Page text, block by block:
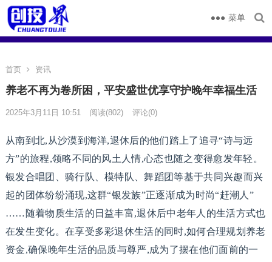
菜单
首页 资讯
养老不再为卷所困，平安盛世优享守护晚年幸福生活
2025年3月11日 10:51 阅读(802) 评论(0)
从南到北,从沙漠到海洋,退休后的他们踏上了追寻“诗与远
方”的旅程,领略不同的风土人情,心态也随之变得愈发年轻。
银发合唱团、骑行队、模特队、舞蹈团等基于共同兴趣而兴
起的团体纷纷涌现,这群“银发族”正逐渐成为时尚“赶潮人”
……随着物质生活的日益丰富,退休后中老年人的生活方式也
在发生变化。在享受多彩退休生活的同时,如何合理规划养老
资金,确保晚年生活的品质与尊严,成为了摆在他们面前的一